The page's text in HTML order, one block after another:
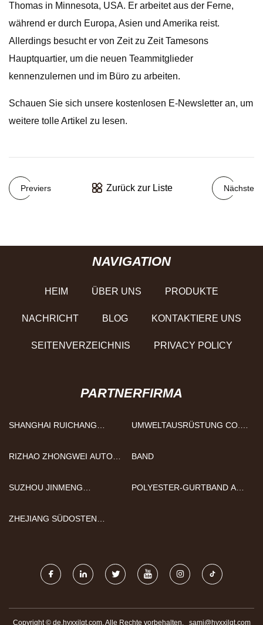
Thomas in Minnesota, USA. Er arbeitet aus der Ferne,
während er durch Europa, Asien und Amerika reist.
Allerdings besucht er von Zeit zu Zeit Tamesons
Hauptquartier, um die neuen Teammitglieder
kennenzulernen und im Büro zu arbeiten.
Schauen Sie sich unsere kostenlosen E-Newsletter an, um
weitere tolle Artikel zu lesen.
Previers Zurück zur Liste Nächste
NAVIGATION
HEIM ÜBER UNS PRODUKTE
NACHRICHT BLOG KONTAKTIERE UNS
SEITENVERZEICHNIS PRIVACY POLICY
PARTNERFIRMA
SHANGHAI RUICHANG
UMWELTAUSRÜSTUNG CO.,
RIZHAO ZHONGWEI AUTO
BAND
SUZHOU JINMENG
CO., LTD.
POLYESTER-GURTBAND AUS
ZHEJIANG SÜDOSTEN
Copyright © de.hyxxjlqt.com, Alle Rechte vorbehalten. sami@hyxxjlqt.com